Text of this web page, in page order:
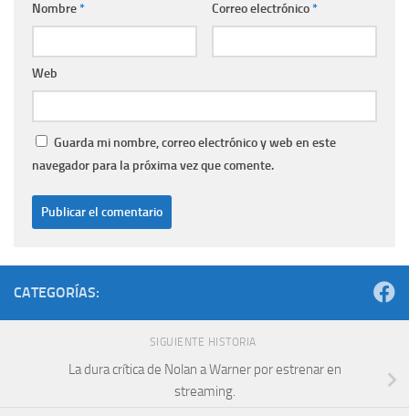
Nombre* Correo electrónico*
Web
Guarda mi nombre, correo electrónico y web en este
navegador para la próxima vez que comente.
CATEGORÍAS:
SIGUIENTE HISTORIA
La dura crítica de Nolan a Warner por estrenar en
streaming.